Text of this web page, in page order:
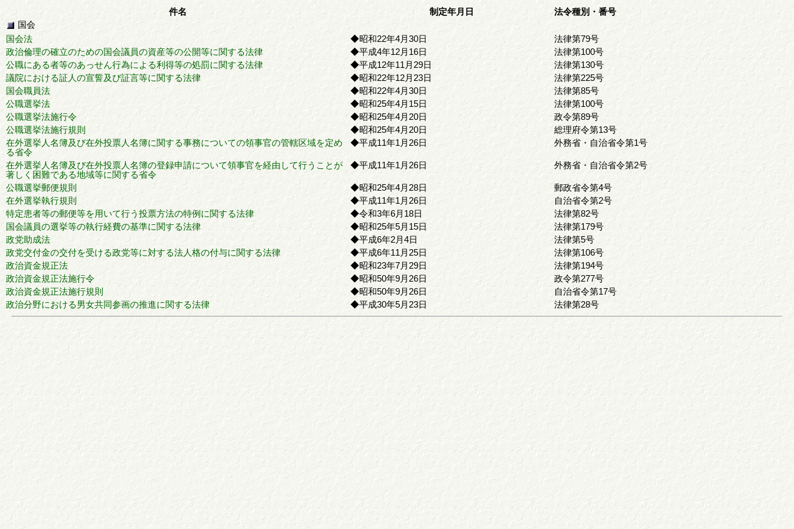
件名 制定年月日
法令種別・番号
国会
国会法
◆昭和22年4月30日
法律第79号
政治倫理の確立のための国会議員の資産等の公開等に関する法律
◆平成4年12月16日
法律第100号
公職にある者等のあっせん行為による利得等の処罰に関する法律
◆平成12年11月29日
法律第130号
議院における証人の宣誓及び証言等に関する法律
◆昭和22年12月23日
法律第225号
国会職員法
◆昭和22年4月30日
法律第85号
公職選挙法
◆昭和25年4月15日
法律第100号
公職選挙法施行令
◆昭和25年4月20日
政令第89号
公職選挙法施行規則
◆昭和25年4月20日
総理府令第13号
在外選挙人名簿及び在外投票人名簿に関する事務についての領事官の管轄区域を定め
る省令
◆平成11年1月26日 外務省・自治省令第1号
在外選挙人名簿及び在外投票人名簿の登録申請について領事官を経由して行うことが
著しく困難である地域等に関する省令
◆平成11年1月26日 外務省・自治省令第2号
公職選挙郵便規則 ◆昭和25年4月28日
郵政省令第4号
在外選挙執行規則
◆平成11年1月26日
自治省令第2号
特定患者等の郵便等を用いて行う投票方法の特例に関する法律
◆令和3年6月18日
法律第82号
国会議員の選挙等の執行経費の基準に関する法律
◆昭和25年5月15日
法律第179号
政党助成法
◆平成6年2月4日
法律第5号
政党交付金の交付を受ける政党等に対する法人格の付与に関する法律
◆平成6年11月25日
法律第106号
政治資金規正法
◆昭和23年7月29日
法律第194号
政治資金規正法施行令
◆昭和50年9月26日
政令第277号
政治資金規正法施行規則
◆昭和50年9月26日
自治省令第17号
政治分野における男女共同参画の推進に関する法律
◆平成30年5月23日 法律第28号